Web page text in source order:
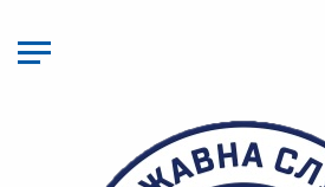
основного
матеріалу